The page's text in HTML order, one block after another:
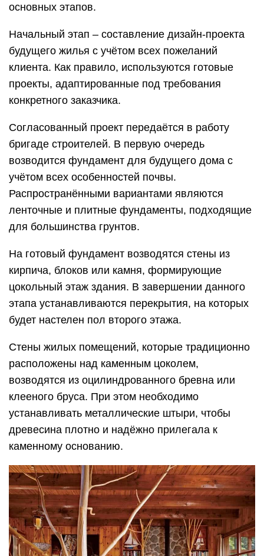
основных этапов.
Начальный этап – составление дизайн-проекта
будущего жилья с учётом всех пожеланий
клиента. Как правило, используются готовые
проекты, адаптированные под требования
конкретного заказчика.
Согласованный проект передаётся в работу
бригаде строителей. В первую очередь
возводится фундамент для будущего дома с
учётом всех особенностей почвы.
Распространёнными вариантами являются
ленточные и плитные фундаменты, подходящие
для большинства грунтов.
На готовый фундамент возводятся стены из
кирпича, блоков или камня, формирующие
цокольный этаж здания. В завершении данного
этапа устанавливаются перекрытия, на которых
будет настелен пол второго этажа.
Стены жилых помещений, которые традиционно
расположены над каменным цоколем,
возводятся из оцилиндрованного бревна или
клееного бруса. При этом необходимо
устанавливать металлические штыри, чтобы
древесина плотно и надёжно прилегала к
каменному основанию.